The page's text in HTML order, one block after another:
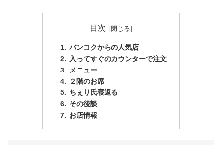
目次
バンコクからの人気店
入ってすぐのカウンターで注文
メニュー
２階のお席
ちぇり氏寝返る
その後談
お店情報